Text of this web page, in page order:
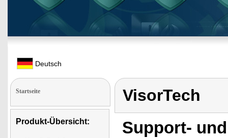
Deutsch
Startseite
Produkt-Übersicht:
VisorTech
Support-